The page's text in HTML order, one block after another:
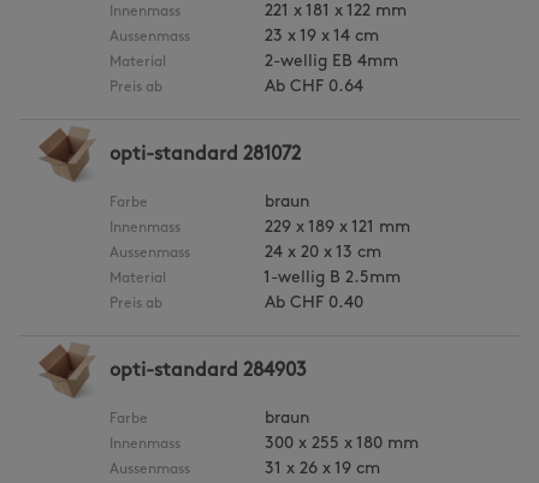
Innenmass 221 x 181 x 122 mm
Aussenmass 23 x 19 x 14 cm
Material 2-wellig EB 4mm
Preis ab Ab CHF 0.64
opti-standard 281072
Farbe braun
Innenmass 229 x 189 x 121 mm
Aussenmass 24 x 20 x 13 cm
Material 1-wellig B 2.5mm
Preis ab Ab CHF 0.40
opti-standard 284903
Farbe braun
Innenmass 300 x 255 x 180 mm
Aussenmass 31 x 26 x 19 cm